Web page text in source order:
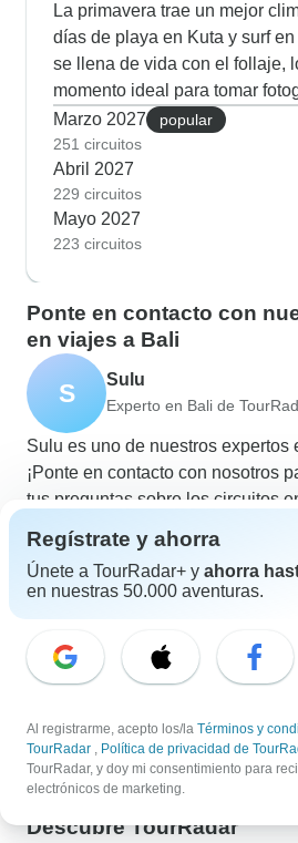
La primavera trae un mejor
días de playa en Kuta y surf
se llena de vida con el follaje,
momento ideal para tomar
Marzo 2027
popular
251 circuitos
Abril 2027
229 circuitos
Mayo 2027
223 circuitos
Ponte en contacto con
en viajes a Bali
S Sulu
Experto en Bali de
Sulu es uno de nuestros expertos
¡Ponte en contacto con nosotros
tus preguntas sobre los circuitos
10,441 reseñas verificadas de
Escríbenos un mensaje
Haznos una
+34 933 938 984
Descubre TourRadar
Regístrate y ahorra
Únete a TourRadar+ y ahorra
en nuestras 50.000 aventuras.
Al registrarme, acepto los/la Términos y
TourRadar , Política de privacidad de
TourRadar, y doy mi consentimiento para
electrónicos de marketing.